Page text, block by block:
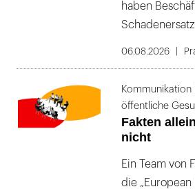
haben
06.08.2026
Kommunikation
öffentliche
Fakten
nicht
Ein Team von
die